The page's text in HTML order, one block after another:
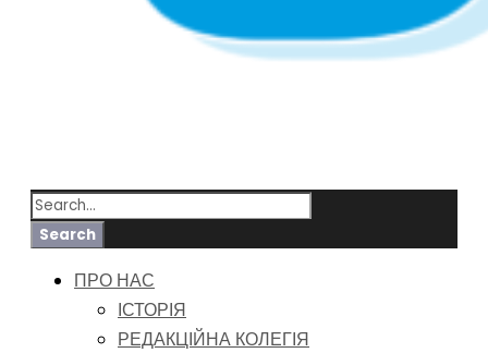
ПРО НАС
ІСТОРІЯ
РЕДАКЦІЙНА КОЛЕГІЯ